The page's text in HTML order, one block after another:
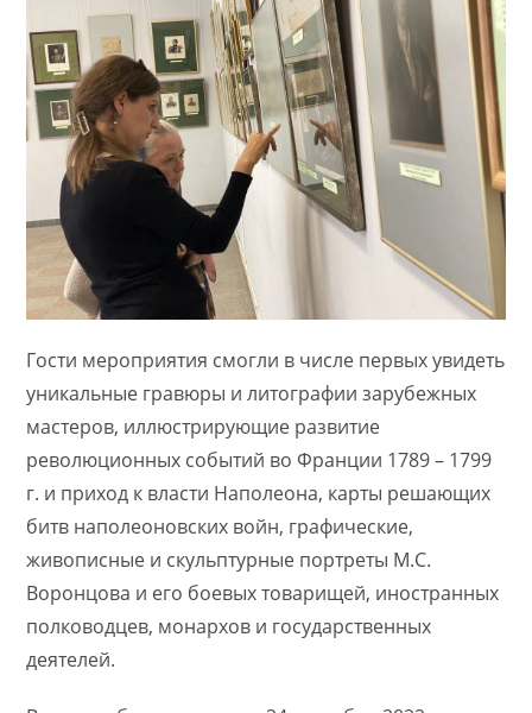
Гости мероприятия смогли в числе первых увидеть
уникальные гравюры и литографии зарубежных
мастеров, иллюстрирующие развитие
революционных событий во Франции 1789 – 1799
г. и приход к власти Наполеона, карты решающих
битв наполеоновских войн, графические,
живописные и скульптурные портреты М.С.
Воронцова и его боевых товарищей, иностранных
полководцев, монархов и государственных
деятелей.